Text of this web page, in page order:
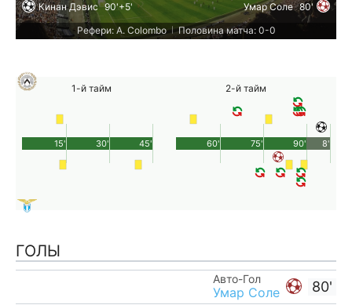
Кинан Дэвис 90'+5' Умар Соле 80'
Рефери: A. Colombo | Половина матча: 0-0
1-й тайм
45'
15' 30'
2-й тайм
90'
60' 75' 8'
ГОЛЫ
80'
Авто-Гол
Умар Соле